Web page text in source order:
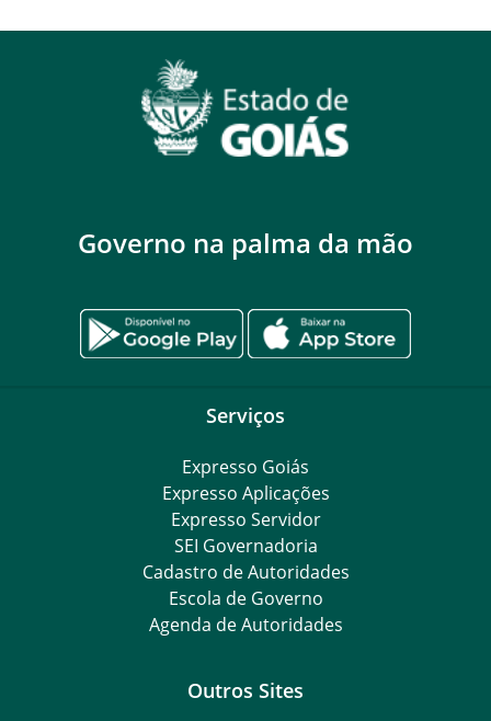
Governo na palma da mão
Serviços
Expresso Goiás
Expresso Aplicações
Expresso Servidor
SEI Governadoria
Cadastro de Autoridades
Escola de Governo
Agenda de Autoridades
Outros Sites